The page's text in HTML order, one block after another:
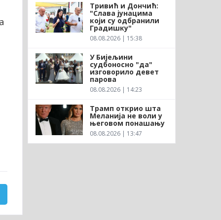
Тривић и Дончић:
"Слава јунацима
који су одбранили
Градишку"
08.08.2026 | 15:38
У Бијељини
судбоносно "да"
изговорило девет
парова
08.08.2026 | 14:23
Трамп открио шта
Меланија не воли у
његовом понашању
08.08.2026 | 13:47